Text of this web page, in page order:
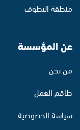
منطقة البطوف
عن المؤسسة
من نحن
طاقم العمل
سياسة الخصوصية